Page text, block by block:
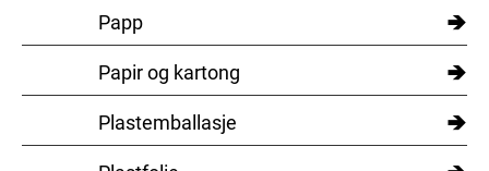
Papp →
Papir og kartong →
Plastemballasje →